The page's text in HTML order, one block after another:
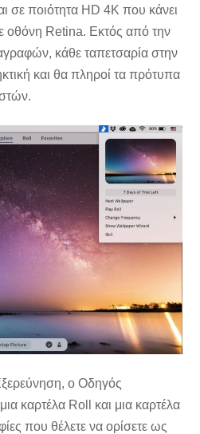
σε ποιότητα HD 4K που κάνει
οθόνη Retina. Εκτός από την
κάθε ταπετσαρία στην
και θα πληροί τα πρότυπα
ο Οδηγός
καρτέλα Roll και μια καρτέλα
που θέλετε να ορίσετε ως